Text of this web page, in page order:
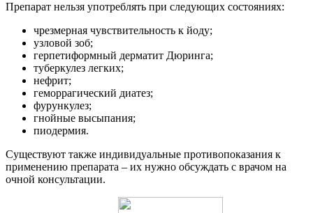
Препарат нельзя употреблять при следующих состояниях:
чрезмерная чувствительность к йоду;
узловой зоб;
герпетиформный дерматит Дюринга;
туберкулез легких;
нефрит;
геморрагический диатез;
фурункулез;
гнойные высыпания;
пиодермия.
Существуют также индивидуальные противопоказания к
применению препарата – их нужно обсуждать с врачом на
очной консультации.